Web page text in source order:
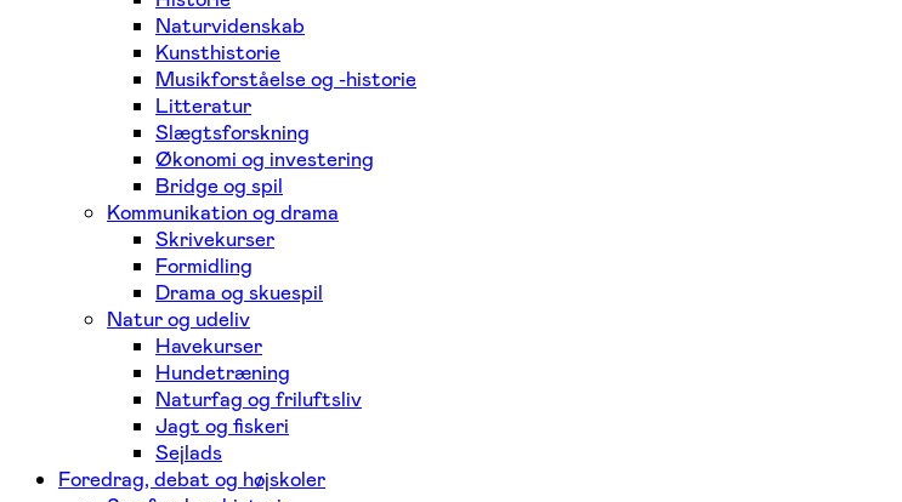
Naturvidenskab
Kunsthistorie
Musikforståelse og -historie
Litteratur
Slægtsforskning
Økonomi og investering
Bridge og spil
Kommunikation og drama
Skrivekurser
Formidling
Drama og skuespil
Natur og udeliv
Havekurser
Hundetræning
Naturfag og friluftsliv
Jagt og fiskeri
Sejlads
Foredrag, debat og højskoler